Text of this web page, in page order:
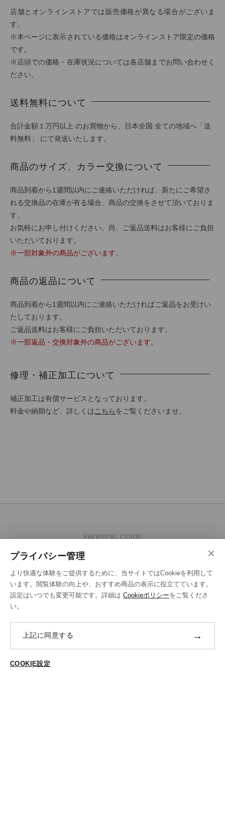
店舗とオンラインストアでは販売価格が異なる場合がございま
す。
※本ページに表示されている価格はオンラインストア限定の価格
です。
※店頭での価格・在庫状況については各店舗までお問い合わせく
ださい。
送料無料について
合計金額１万円以上 のお買物から、日本全国 全ての地域へ「送
料無料」 にて発送いたします。
商品のサイズ、カラー交換について
商品到着から1週間以内にご連絡いただければ、新たにご希望さ
れる交換品の在庫が有る場合、商品の交換をさせて頂いておりま
す。
お気軽にお申し付けください。尚、ご返品送料はお客様にご負担
いただいております。
※一部対象外の商品がございます。
商品の返品について
商品到着から1週間以内にご連絡いただければご返品をお受けい
たしております。
ご返品送料はお客様にご負担いただいております。
※一部返品・交換対象外の商品がございます。
修理・補正加工について
補正加工は有償サービスとなっております。
料金や納期など、詳しくは こちら をご覧くださいませ。
SHOPPING GUIDE
送料・ラッピング·配送方法
×
プライバシー管理
より快適な体験をご提供するために、当サイトではCookieを利用して
います。閲覧体験の向上や、おすすめ商品の表示に役立てています。
設定はいつでも変更可能です。詳細は Cookieポリシーをご覧くださ
い。
上記に同意する →
COOKIE設定